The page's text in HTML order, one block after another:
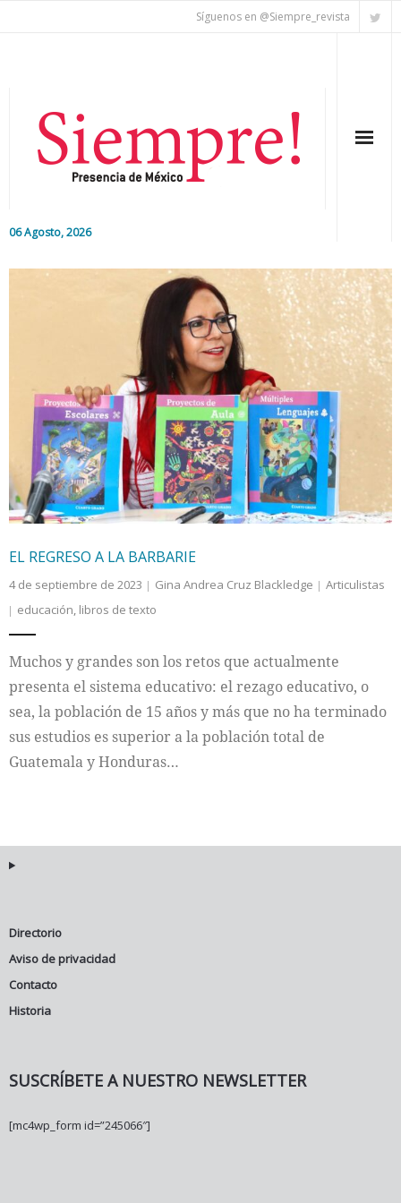
Síguenos en @Siempre_revista
06 Agosto, 2026
Colaboradores
Internacional
Cultura
EL REGRESO A LA BARBARIE
4 de septiembre de 2023 Gina Andrea Cruz Blackledge
Articulistas
educación, libros de texto
Muchos y grandes son los retos que actualmente
presenta el sistema educativo: el rezago educativo, o
sea, la población de 15 años y más que no ha terminado
sus estudios es superior a la población total de
Guatemala y Honduras…
Directorio
Aviso de privacidad
Contacto
Historia
SUSCRÍBETE A NUESTRO NEWSLETTER
[mc4wp_form id=”245066″]